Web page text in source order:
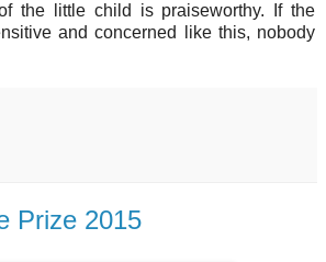
the little child is praiseworthy. If the
and concerned like this, nobody
Prize 2015